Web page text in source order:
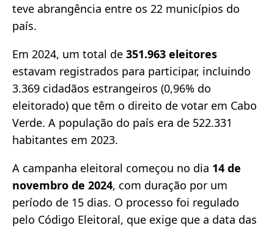
teve abrangência entre os 22 municípios do
país.
Em 2024, um total de 351.963 eleitores
estavam registrados para participar, incluindo
3.369 cidadãos estrangeiros (0,96% do
eleitorado) que têm o direito de votar em Cabo
Verde. A população do país era de 522.331
habitantes em 2023.
A campanha eleitoral começou no dia 14 de
novembro de 2024, com duração por um
período de 15 dias. O processo foi regulado
pelo Código Eleitoral, que exige que a data das